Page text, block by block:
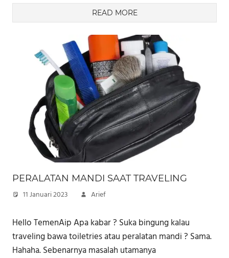
READ MORE
PERALATAN MANDI SAAT TRAVELING
11 Januari 2023 Arief
Hello TemenAip Apa kabar ? Suka bingung kalau
traveling bawa toiletries atau peralatan mandi ? Sama.
Hahaha. Sebenarnya masalah utamanya